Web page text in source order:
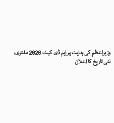
وزیراعظم کی ہدایت پر ایم ڈی کیٹ 2026 ملتوی،
نئی تاریخ کا اعلان